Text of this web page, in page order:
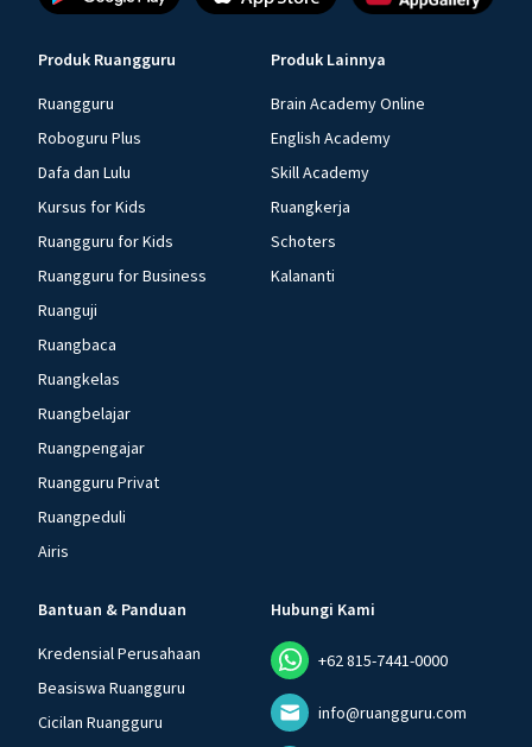
Produk Ruangguru
Ruangguru
Roboguru Plus
Dafa dan Lulu
Kursus for Kids
Ruangguru for Kids
Ruangguru for Business
Ruanguji
Ruangbaca
Ruangkelas
Ruangbelajar
Ruangpengajar
Ruangguru Privat
Ruangpeduli
Airis
Produk Lainnya
Brain Academy Online
English Academy
Skill Academy
Ruangkerja
Schoters
Kalananti
Bantuan & Panduan
Kredensial Perusahaan
Beasiswa Ruangguru
Cicilan Ruangguru
Hubungi Kami
+62 815-7441-0000
info@ruangguru.com